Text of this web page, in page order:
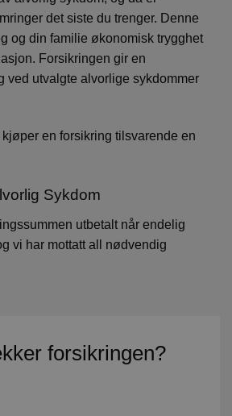
det siste du trenger. Denne
og din familie økonomisk trygghet
Forsikringen gir en
ved utvalgte alvorlige sykdommer
en forsikring tilsvarende en
Sykdom
utbetalt når endelig
vi har mottatt all nødvendig
forsikringen?